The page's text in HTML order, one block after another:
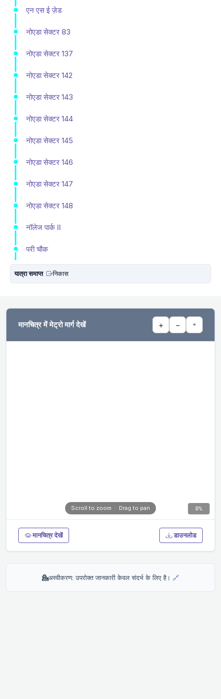
एन एस ई ज़ेड
नोएडा सेक्टर 83
नोएडा सेक्टर 137
नोएडा सेक्टर 142
नोएडा सेक्टर 143
नोएडा सेक्टर 144
नोएडा सेक्टर 145
नोएडा सेक्टर 146
नोएडा सेक्टर 147
नोएडा सेक्टर 148
नॉलेज पार्क II
परी चौक
यात्रा समाप्त निकास
मानचित्र में मेट्रो मार्ग देखें + − ⌖
0%
मानचित्र देखें डाउनलोड
💁अस्वीकरण: उपरोक्त जानकारी केवल संदर्भ के लिए है। 🔗